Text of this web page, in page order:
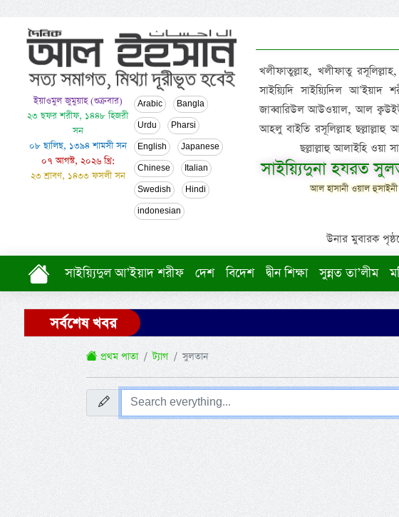
ইয়াওমুল জুমুয়াহ (শুক্রবার)
২৩ ছফর শরীফ, ১৪৪৮ হিজরী
সন
০৮ ছালিছ, ১৩৯৪ শামসী সন
০৭ আগস্ট, ২০২৬ খ্রি:
২৩ শ্রাবণ, ১৪৩৩ ফসলী সন
Arabic Bangla
Urdu Pharsi
English Japanese
Chinese Italian
Swedish Hindi
indonesian
খলীফাতুল্লাহ, খলীফাতু
সাইয়্যিদি সাইয়্যিদিল
জাব্বারিউল আউওয়াল, আল
আহলু বাইতি রসূলিল্লাহ ছল্লাল্লাহু
ছল্লাল্লাহু আলাইহি ওয়া
সাইয়্যিদুনা হযরত
আল হাসানী ওয়াল
উনার মুবারক
সাইয়্যিদুল আ’ইয়াদ শরীফ দেশ বিদেশ দ্বীন শিক্ষা সুন্নত তা’লীম
সর্বশেষ খবর
প্রথম পাতা ট্যাগ সুলতান